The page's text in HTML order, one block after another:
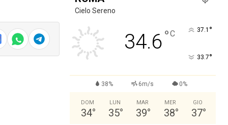
Cielo Sereno
34.6°C 37.1 °
33.7°
38% 6m/s 0%
DOM
34°
LUN
35°
MAR
39°
MER
38°
GIO
37°